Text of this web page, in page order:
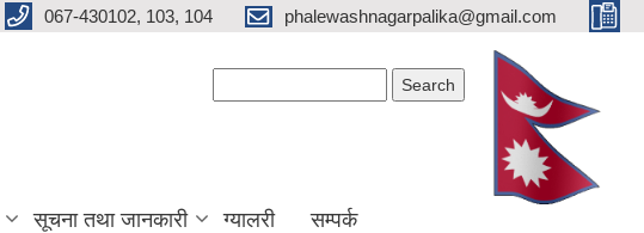
067-430102, 103, 104 phalewashnagarpalika@gmail.com
सूचना तथा जानकारी ग्यालरी सम्पर्क